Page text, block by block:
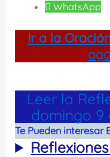
WhatsApp
Ir a la
Leer la
domingo 9
Te Pueden interesar